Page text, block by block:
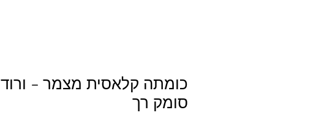
כומתה קלאסית מצמר – ורוד
סומק רך